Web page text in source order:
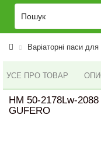
Варіаторні паси для
УСЕ ПРО ТОВАР
HM 50-2178Lw-
GUFERO